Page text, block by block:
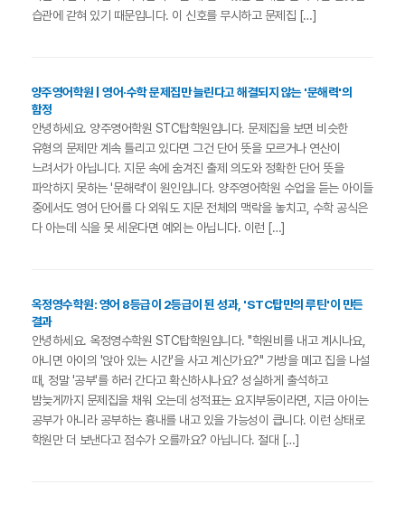
습관에 갇혀 있기 때문입니다. 이 신호를 무시하고 문제집 […]
양주영어학원 | 영어·수학 문제집만 늘린다고 해결되지 않는 '문해력'의
함정
안녕하세요. 양주영어학원 STC탑학원입니다. 문제집을 보면 비슷한
유형의 문제만 계속 틀리고 있다면 그건 단어 뜻을 모르거나 연산이
느려서가 아닙니다. 지문 속에 숨겨진 출제 의도와 정확한 단어 뜻을
파악하지 못하는 '문해력'이 원인입니다. 양주영어학원 수업을 듣는 아이들
중에서도 영어 단어를 다 외워도 지문 전체의 맥락을 놓치고, 수학 공식은
다 아는데 식을 못 세운다면 예외는 아닙니다. 이런 […]
옥정영수학원: 영어 8등급이 2등급이 된 성과, 'STC탑만의 루틴'이 만든
결과
안녕하세요. 옥정영수학원 STC탑학원입니다. "학원비를 내고 계시나요,
아니면 아이의 '앉아 있는 시간'을 사고 계신가요?" 가방을 메고 집을 나설
때, 정말 '공부'를 하러 간다고 확신하시나요? 성실하게 출석하고
밤늦게까지 문제집을 채워 오는데 성적표는 요지부동이라면, 지금 아이는
공부가 아니라 공부하는 흉내를 내고 있을 가능성이 큽니다. 이런 상태로
학원만 더 보낸다고 점수가 오를까요? 아닙니다. 절대 […]